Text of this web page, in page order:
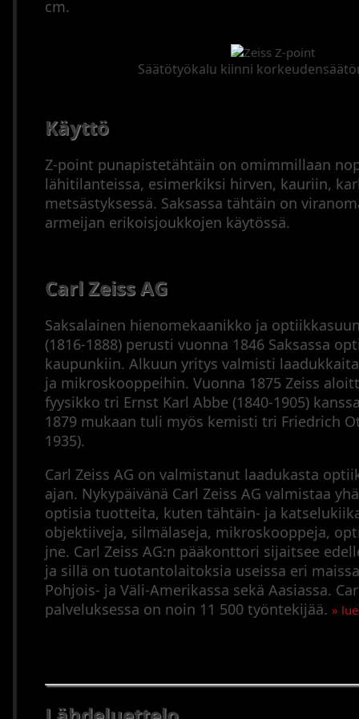
cm.
Säätötyökalu kiinni
Käyttö
Z-point punapistetähtäin on omimmillaan
lähitilanteissa, esimerkiksi hirven, kauriin,
metsästyksessä. Saksassa tähtäin on
armeijan erikoisjoukkojen käytössä.
Carl Zeiss AG
Saksalainen hienomekaanikko ja
(1816-1888) perusti vuonna 1846 Saksassa
kaupunkiin. Alkuun yritys valmisti
ja mikroskooppeihin. Vuonna 1875 Zeiss
fyysikko tri Ernst Karl Abbe (1840-1905)
1879 mukaan tuli myös kemisti tri Friedrich
1935).
Carl Zeiss AG on valmistanut laadukasta
ajan. Nykypäivänä Carl Zeiss AG valmistaa
optisia tuotteita, kuten tähtäin- ja
objektiiveja, silmälaseja, mikroskooppeja,
jne. Carl Zeiss AG:n pääkonttori sijaitsee
ja sillä on tuotantolaitoksia useissa eri
Pohjois- ja Väli-Amerikassa sekä Aasiassa.
palveluksessa on noin 11 500 työntekijää. »